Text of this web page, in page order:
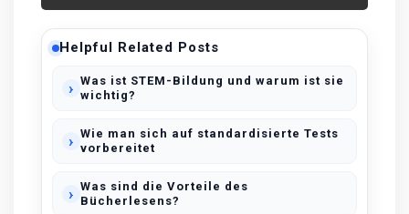
Helpful Related Posts
Was ist STEM-Bildung und warum ist sie
wichtig?
Wie man sich auf standardisierte Tests
vorbereitet
Was sind die Vorteile des
Bücherlesens?